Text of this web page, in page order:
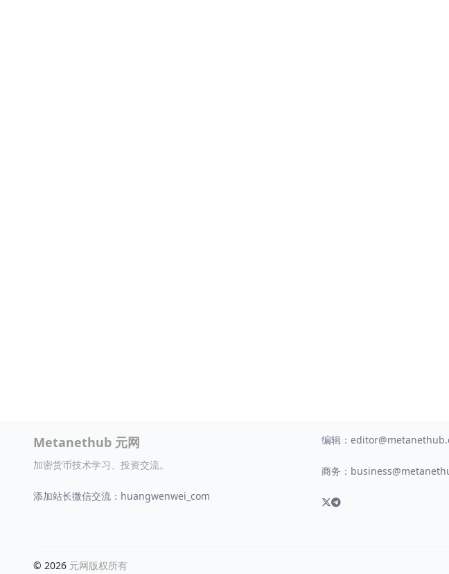
Metanethub 元网
加密货币技术学习、投资交流。
添加站长微信交流：huangwenwei_com
编辑：
商务：
© 2026 元网版权所有